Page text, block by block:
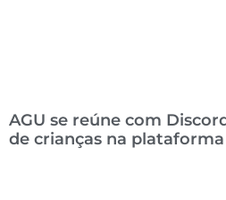
AGU se reúne com
de crianças na plataforma